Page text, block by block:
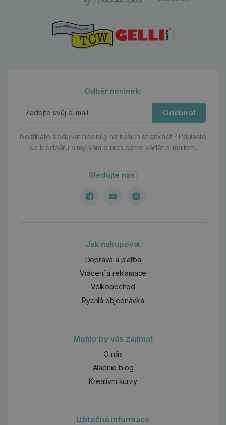
Odběr novinek:
Odebírat
Nestíháte sledovat novinky na našich stránkách? Přihlaste
se k odběru a my vám o nich dáme vědět e-mailem.
Sledujte nás:
Jak nakupovat
Doprava a platba
Vrácení a reklamace
Velkoobchod
Rychlá objednávka
Mohlo by vás zajímat
O nás
Aladine blog
Kreativní kurzy
Užitečné informace